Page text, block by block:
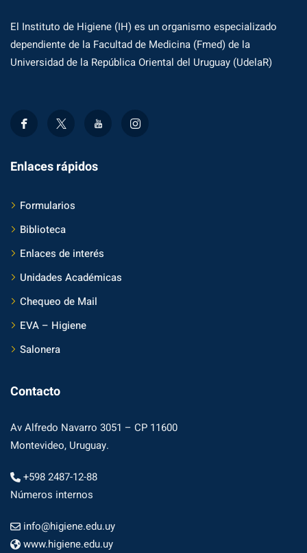
El Instituto de Higiene (IH) es un organismo especializado
dependiente de la Facultad de Medicina (Fmed) de la
Universidad de la República Oriental del Uruguay (UdelaR)
Enlaces rápidos
Formularios
Biblioteca
Enlaces de interés
Unidades Académicas
Chequeo de Mail
EVA – Higiene
Salonera
Contacto
Av Alfredo Navarro 3051 – CP 11600
Montevideo, Uruguay.
+598 2487-12-88
Números internos
info@higiene.edu.uy
www.higiene.edu.uy